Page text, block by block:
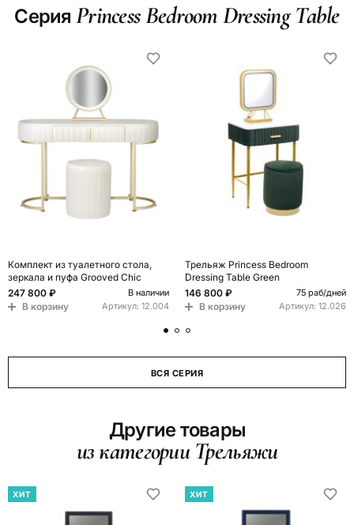
Серия Princess Bedroom Dressing Table
Комплект из туалетного стола,
зеркала и пуфа Grooved Chic
247 800 ₽
В наличии
В корзину Артикул: 12.004
Трельяж Princess Bedroom
Dressing Table Green
146 800 ₽
75 раб/дней
В корзину Артикул: 12.026
ВСЯ СЕРИЯ
Другие товары
из категории Трельяжи
ХИТ ХИТ